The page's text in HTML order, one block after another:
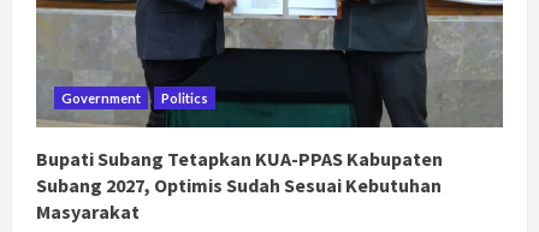
Government Politics
Bupati Subang Tetapkan KUA-PPAS Kabupaten
Subang 2027, Optimis Sudah Sesuai Kebutuhan
Masyarakat